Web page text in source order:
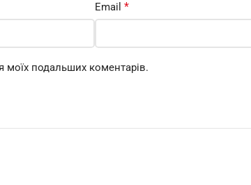
Email *
моїх подальших коментарів.